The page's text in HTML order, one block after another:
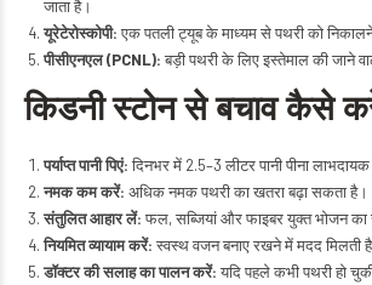
जाता है।
यूरेटेरोस्कोपी: एक पतली ट्यूब के माध्यम से पथरी को
पीसीएनएल (PCNL): बड़ी पथरी के लिए इस्तेमाल की जाने
किडनी स्टोन से बचाव कैसे
पर्याप्त पानी पिएं: दिनभर में 2.5–3 लीटर पानी पीना
नमक कम करें: अधिक नमक पथरी का खतरा बढ़ा सकता है।
संतुलित आहार लें: फल, सब्जियां और फाइबर युक्त भोजन
नियमित व्यायाम करें: स्वस्थ वजन बनाए रखने में मदद मिलती
डॉक्टर की सलाह का पालन करें: यदि पहले कभी पथरी हो